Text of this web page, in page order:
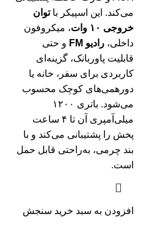
می‌کند. این اسپیکر باتوان
خروجی ۱۰ وات
، میکروفون
داخلی، رادیو FM
و حتی
قابلیت پاوربانک، گزینه‌ای
کاربردی برای سفر، خانه یا
دورهمی‌های کوچک محسوب
می‌شود. باتری ۱۲۰۰
میلی‌آمپری آن تا ۴ ساعت
پخش را پشتیبانی می‌کند و با
بند چرمی، به‌راحتی قابل حمل
است.
افزودن به سبد خرید سنجش